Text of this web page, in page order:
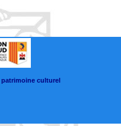
patrimoine culturel